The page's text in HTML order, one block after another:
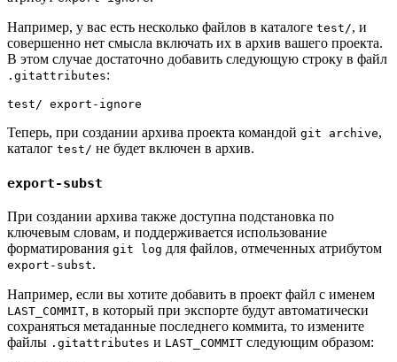
Например, у вас есть несколько файлов в каталоге test/, и
совершенно нет смысла включать их в архив вашего проекта.
В этом случае достаточно добавить следующую строку в файл
.gitattributes:
test/ export-ignore
Теперь, при создании архива проекта командой git archive,
каталог test/ не будет включен в архив.
export-subst
При создании архива также доступна подстановка по
ключевым словам, и поддерживается использование
форматирования git log для файлов, отмеченных атрибутом
export-subst.
Например, если вы хотите добавить в проект файл с именем
LAST_COMMIT, в который при экспорте будут автоматически
сохраняться метаданные последнего коммита, то измените
файлы .gitattributes и LAST_COMMIT следующим образом: